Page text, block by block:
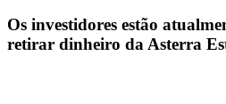
Os investidores estão
retirar dinheiro da Asterra